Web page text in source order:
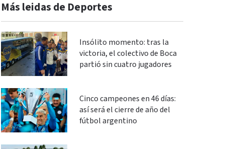
Más leidas de Deportes
Insólito momento: tras la
victoria, el colectivo de Boca
partió sin cuatro jugadores
Cinco campeones en 46 días:
así será el cierre de año del
fútbol argentino